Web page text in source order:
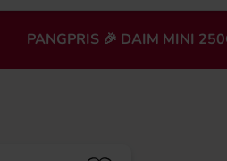
PANGPRIS 🎉 DAIM MINI